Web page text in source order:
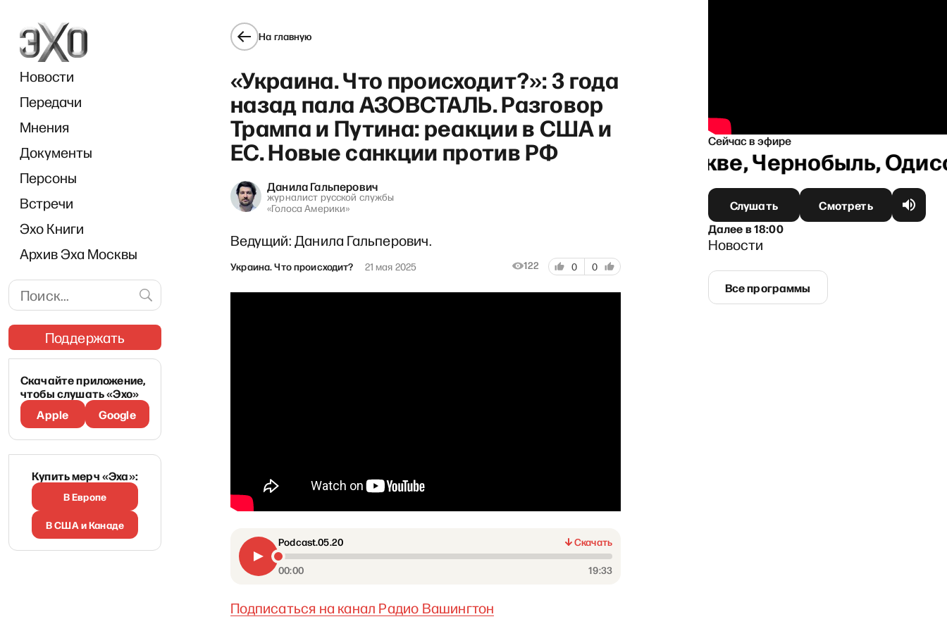
Новости
Передачи
Мнения
Документы
Персоны
Встречи
Эхо Книги
Архив Эха Москвы
Поддержать
Скачайте приложение,
чтобы слушать «Эхо»
Apple
Google
Купить мерч «Эха»:
В Европе
В США и Канаде
На главную
«Украина. Что происходит?»: 3 года
назад пала АЗОВСТАЛЬ. Разговор
Трампа и Путина: реакции в США и
ЕС. Новые санкции против РФ
Данила Гальперович
журналист русской службы
«Голоса Америки»
Ведущий: Данила Гальперович.
Украина. Что происходит? 21 мая 2025 122 0 0
Podcast.05.20 Скачать
00:00 19:33
Подписаться на канал Радио Вашингтон
Сейчас в эфире
«И грянул Грэм»: Путин в бреду, громко в Москве, Чернобыль,
Слушать
Смотреть
Далеев18:00
Новости
Все программы